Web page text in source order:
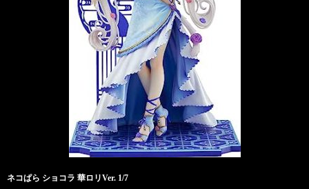
ネコぱら ショコラ 華ロリVer. 1/7